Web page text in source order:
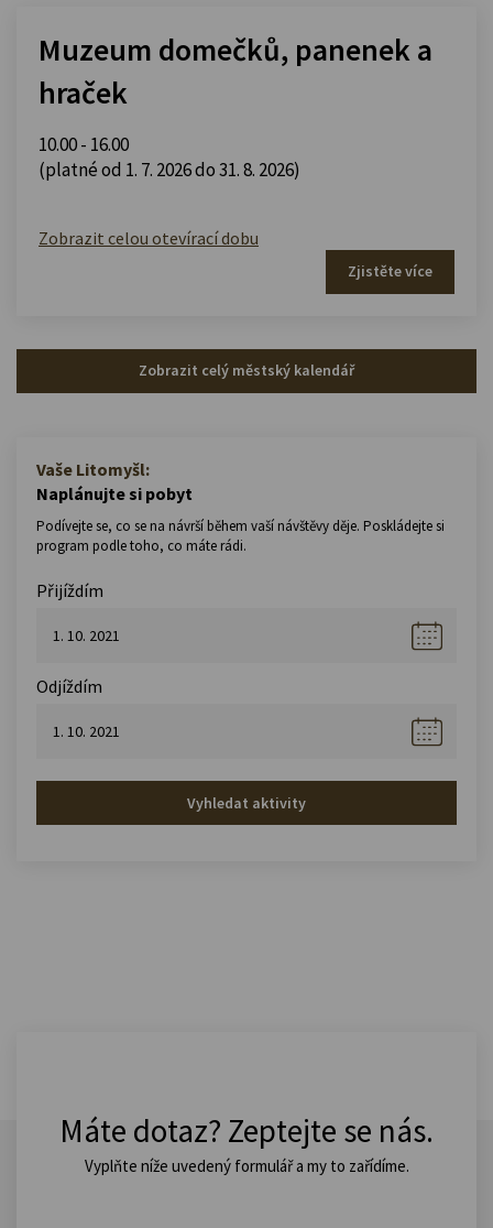
Muzeum domečků, panenek a
hraček
10.00 - 16.00
(platné od 1. 7. 2026 do 31. 8. 2026)
Zobrazit celou otevírací dobu
Zjistěte více
Zobrazit celý městský kalendář
Vaše Litomyšl:
Naplánujte si pobyt
Podívejte se, co se na návrší během vaší návštěvy děje. Poskládejte si
program podle toho, co máte rádi.
Přijíždím
Odjíždím
Vyhledat aktivity
Máte dotaz? Zeptejte se nás.
Vyplňte níže uvedený formulář a my to zařídíme.